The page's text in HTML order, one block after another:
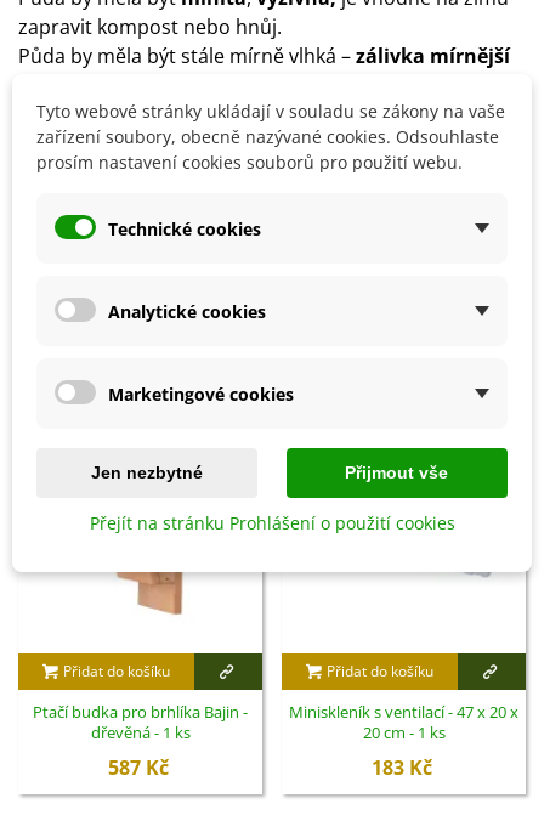
zapravit kompost nebo hnůj.
Půda by měla být stále mírně vlhká –zálivka mírnější
Vhodné přihnojovat hnojivy či kompostem.
Tykve lze uchovávat na chladném místěpoměrně
dlouhou dobu.
Přidat do košíku
Ptačí budka pro brhlíka Bajin -
dřevěná - 1 ks
587 Kč
Přidat do košíku
Miniskleník s ventilací - 47 x 20 x
20 cm - 1 ks
183 Kč
Tyto webové stránky ukládají v souladu se zákony na vaše
zařízení soubory, obecně nazývané cookies. Odsouhlaste
prosím nastavení cookies souborů pro použití webu.
Technické cookies
Analytické cookies
Marketingové cookies
Jen nezbytné Přijmout vše
Přejít na stránku Prohlášení o použití cookies